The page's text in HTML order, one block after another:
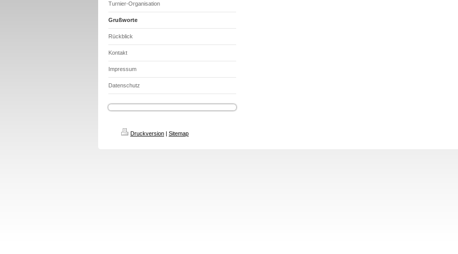
Turnier-Organisation
Grußworte
Rückblick
Kontakt
Impressum
Datenschutz
Druckversion | Sitemap